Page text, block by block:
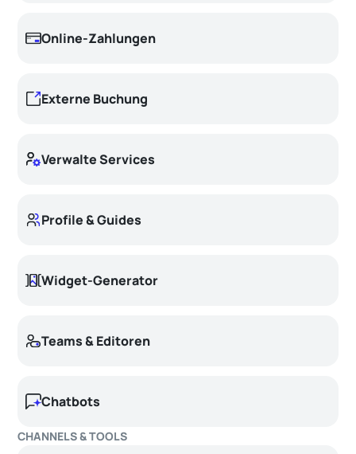
Online-Zahlungen
Externe Buchung
Verwalte Services
Profile & Guides
Widget-Generator
Teams & Editoren
Chatbots
CHANNELS & TOOLS